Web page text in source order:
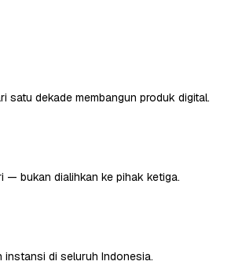
satu dekade membangun produk digital.
— bukan dialihkan ke pihak ketiga.
instansi di seluruh Indonesia.